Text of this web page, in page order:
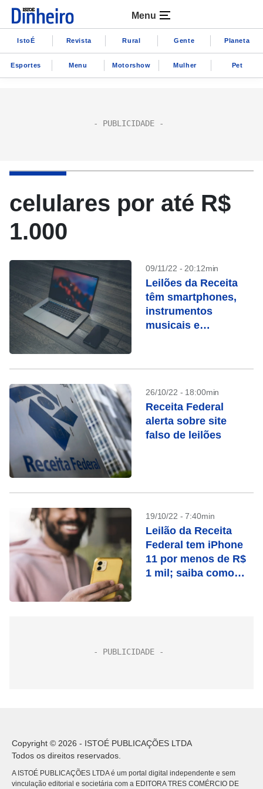
Menu
IstoÉ Revista Rural Gente Planeta
Esportes Menu Motorshow Mulher Pet
celulares por até R$
1.000
09/11/22 - 20:12min
Leilões da Receita
têm smartphones,
instrumentos
musicais e
26/10/22 - 18:00min
Receita Federal
alerta sobre site
falso de leilões
19/10/22 - 7:40min
Leilão da Receita
Federal tem iPhone
11 por menos de R$
1 mil; saiba como
Copyright © 2026 - ISTOÉ PUBLICAÇÕES LTDA
Todos os direitos reservados.
A ISTOÉ PUBLICAÇÕES LTDA é um portal digital independente e sem
vinculação editorial e societária com a EDITORA TRES COMÉRCIO DE